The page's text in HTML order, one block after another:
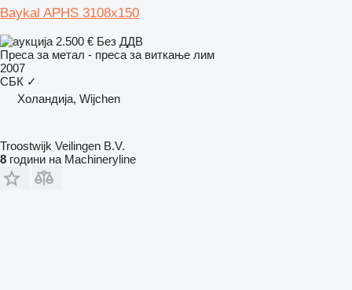
Baykal APHS 3108x150
2.500 € Без ДДВ
Преса за метал - преса за виткање лим
2007
СБК ✓
Холандија, Wijchen
Troostwijk Veilingen B.V.
8 години на Machineryline